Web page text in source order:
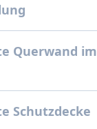
Querwand im
Schutzdecke